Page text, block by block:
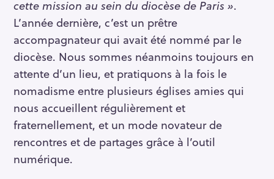
cette mission au sein du diocèse de Paris ».
L’année dernière, c’est un prêtre
accompagnateur qui avait été nommé par le
diocèse. Nous sommes néanmoins toujours en
attente d’un lieu, et pratiquons à la fois le
nomadisme entre plusieurs églises amies qui
nous accueillent régulièrement et
fraternellement, et un mode novateur de
rencontres et de partages grâce à l’outil
numérique.